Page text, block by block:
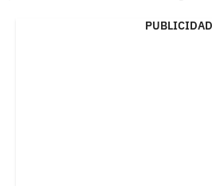
PUBLICIDAD